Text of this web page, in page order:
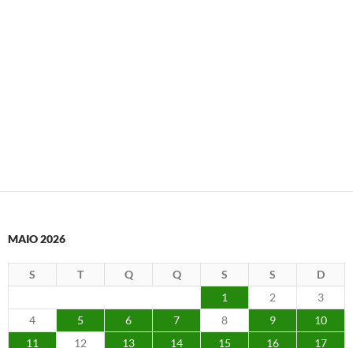
MAIO 2026
S T Q Q S S
D
1
2
3
4
5 6 7 8 9
10
11
12 13 14 15 16 17